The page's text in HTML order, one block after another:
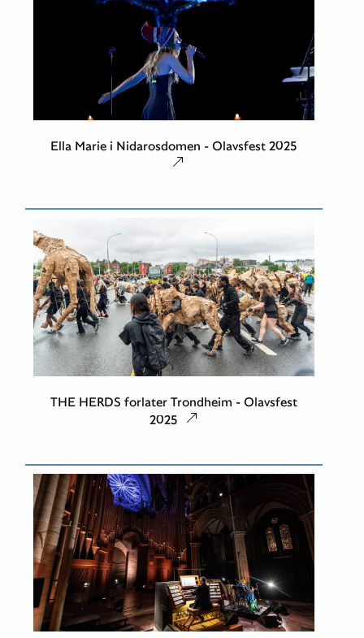
Ella Marie i Nidarosdomen - Olavsfest 2025
THE HERDS forlater Trondheim - Olavsfest
2025